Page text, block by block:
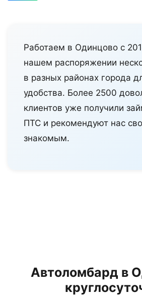
Работаем в Одинцово с
нашем распоряжении
в разных районах города
удобства. Более 2500
клиентов уже получили
ПТС и рекомендуют нас
знакомым.
Автоломбард в